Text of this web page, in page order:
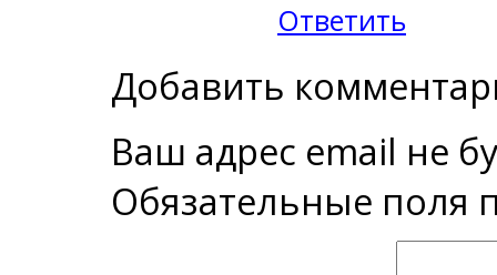
Ответить
Добавить
Ваш адрес email не
Обязательные поля